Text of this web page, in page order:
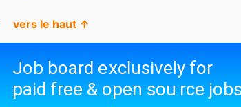
vers le haut ↑